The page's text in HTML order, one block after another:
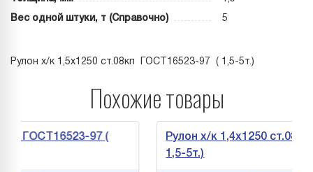
Вес одной штуки, т (Справочно) 5
Рулон х/к 1,5х1250 ст.08кп ГОСТ16523-97 ( 1,5-5т.)
Похожие товары
97 (
Рулон х/к 1,4х1250 ст.08кп
1,5-5т.)